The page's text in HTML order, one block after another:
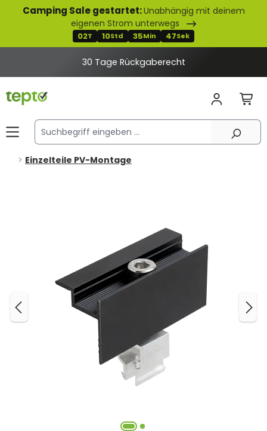
springen
Camping Sale gestartet:Unabhängig mit deinem
eigenen Strom unterwegs
02T 10Std 35Min 47Sek
30 Tage Rückgaberecht
Einzelteile PV-Montage